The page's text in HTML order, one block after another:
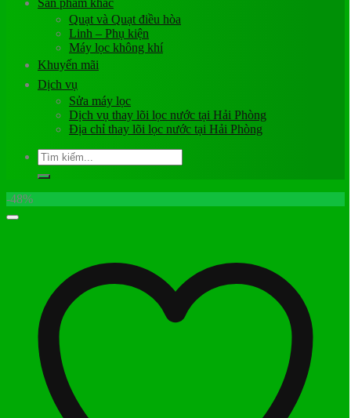
Sản phẩm khác
Quạt và Quạt điều hòa
Linh – Phụ kiện
Máy lọc không khí
Khuyến mãi
Dịch vụ
Sửa máy lọc
Dịch vụ thay lõi lọc nước tại Hải Phòng
Địa chỉ thay lõi lọc nước tại Hải Phòng
Tìm
kiếm:
-48%